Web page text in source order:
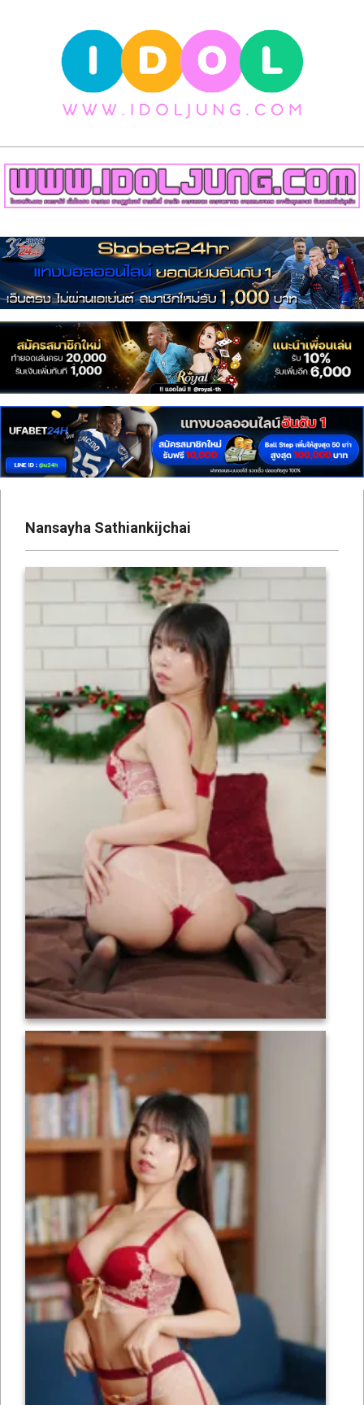
วาร์
ป
สาว
สวย
เน็ต
ไอ
ดอล
สาว
เซ็กซี่
สาว
ติ๊ก
ต็อก
ดาว
ทวิ
ต
เตอร์
ONLYFANS
Primary
Navigation
Nansayha Sathiankijchai